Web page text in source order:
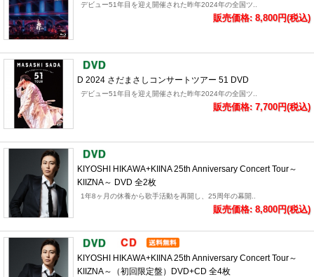
デビュー51年目を迎え開催された昨年2024年の全国ツ..
販売価格: 8,800円(税込)
D 2024 さだまさしコンサートツアー 51 DVD
デビュー51年目を迎え開催された昨年2024年の全国ツ..
販売価格: 7,700円(税込)
KIYOSHI HIKAWA+KIINA 25th Anniversary Concert Tour～
KIIZNA～ DVD 全2枚
1年8ヶ月の休養から歌手活動を再開し、25周年の幕開..
販売価格: 8,800円(税込)
KIYOSHI HIKAWA+KIINA 25th Anniversary Concert Tour～
KIIZNA～（初回限定盤）DVD+CD 全4枚